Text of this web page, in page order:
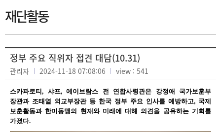
재단활동
정부 주요 직위자 접견 대담(10.31)
관리자 2024-11-18 07:08:06 view : 541
스카파로티 , 샤프, 에이브람스 전 연합사령관은 강정애 국가보훈부
장관과 조태열 외교부장관 등 한국 정부 주요 인사를 예방하고, 국제
보훈활동과 한미동맹의 현재와 미래에 대해 의견을 공유하는 기회를
가졌다.